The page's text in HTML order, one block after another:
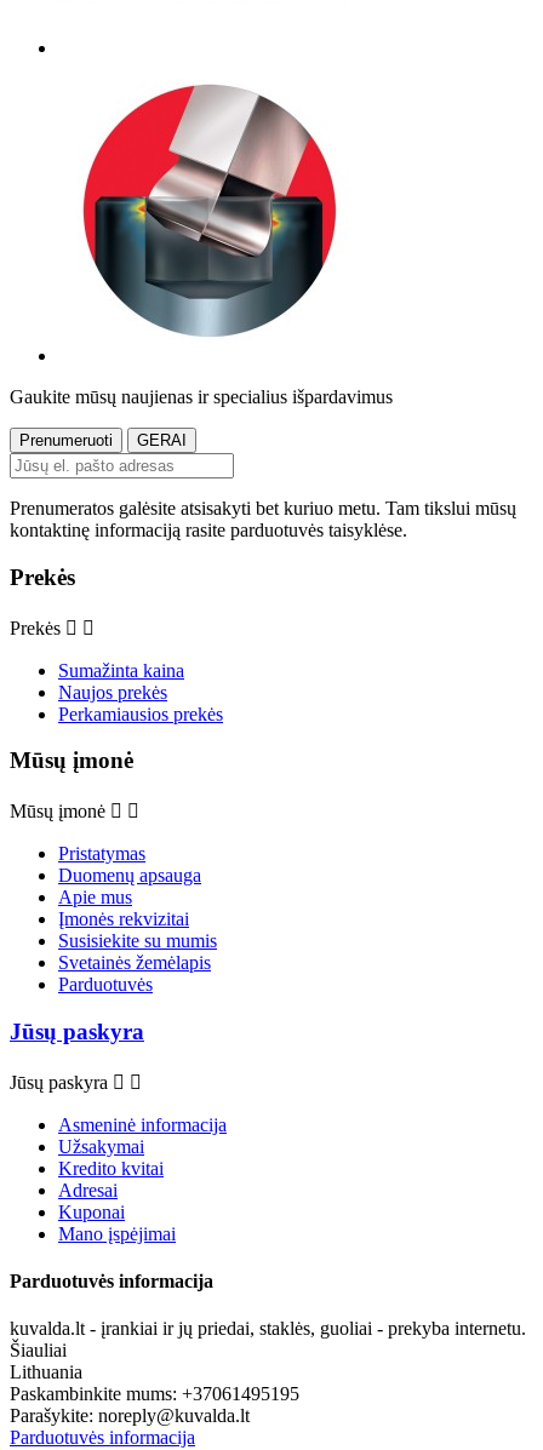
Gaukite mūsų naujienas ir specialius išpardavimus
Prenumeratos galėsite atsisakyti bet kuriuo metu. Tam tikslui mūsų
kontaktinę informaciją rasite parduotuvės taisyklėse.
Prekės
Prekės  
Sumažinta kaina
Naujos prekės
Perkamiausios prekės
Mūsų įmonė
Mūsų įmonė  
Pristatymas
Duomenų apsauga
Apie mus
Įmonės rekvizitai
Susisiekite su mumis
Svetainės žemėlapis
Parduotuvės
Jūsų paskyra
Jūsų paskyra  
Asmeninė informacija
Užsakymai
Kredito kvitai
Adresai
Kuponai
Mano įspėjimai
Parduotuvės informacija
kuvalda.lt - įrankiai ir jų priedai, staklės, guoliai - prekyba internetu.
Šiauliai
Lithuania
Paskambinkite mums: +37061495195
Parašykite: noreply@kuvalda.lt
Parduotuvės informacija